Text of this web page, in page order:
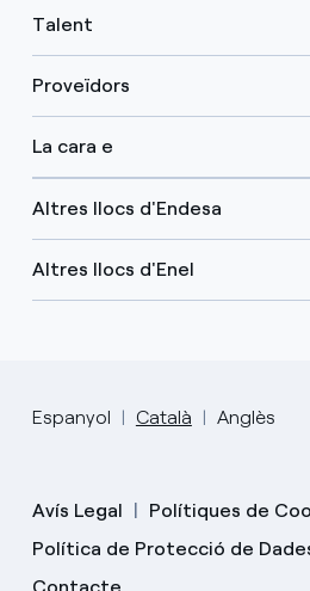
Talent
Proveïdors
La cara e
Altres llocs d'Endesa
Altres llocs d'Enel
Espanyol Català Anglès
Avís Legal
Polítiques de
Política de Protecció de